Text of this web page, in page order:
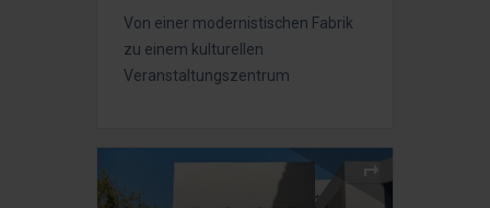
Von einer modernistischen Fabrik
zu einem kulturellen
Veranstaltungszentrum